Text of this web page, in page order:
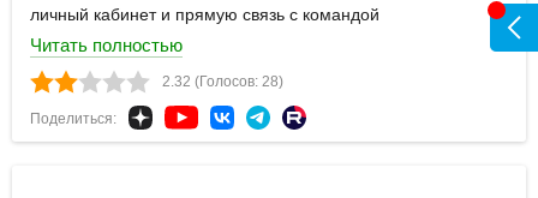
личный кабинет и прямую связь с командой
Читать полностью
2.32 (Голосов: 28)
Поделиться: